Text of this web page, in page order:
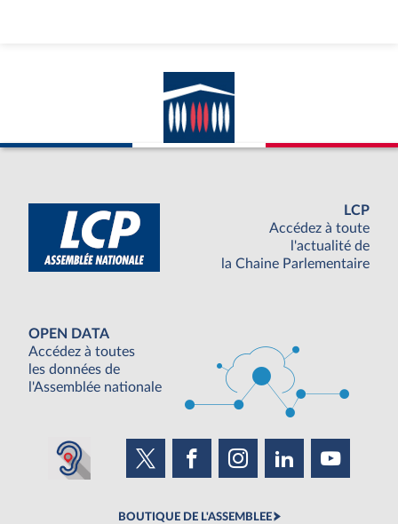
LCP
Accédez à toute
l'actualité de
la Chaine Parlementaire
OPEN DATA
Accédez à toutes
les données de
l'Assemblée nationale
BOUTIQUE DE L'ASSEMBLEE